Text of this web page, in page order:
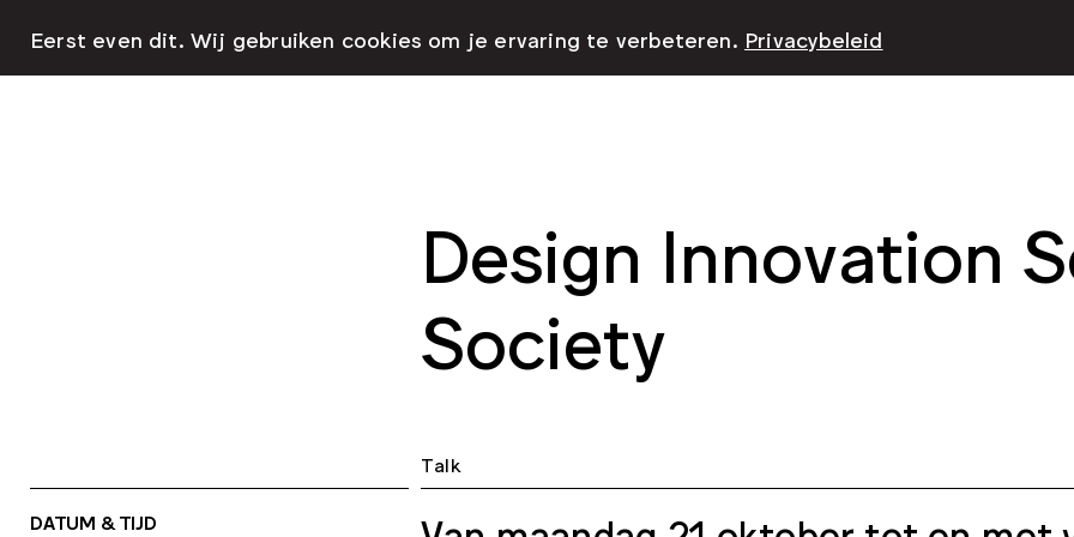
Design Innovation
Society
DATUM & TIJD
Talk
Eerst even dit. Wij gebruiken cookies om je ervaring te verbeteren. Privacybeleid